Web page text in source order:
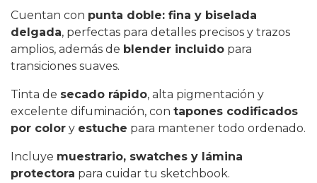
Cuentan con punta doble: fina y biselada
delgada, perfectas para detalles precisos y trazos
amplios, además de blender incluido para
transiciones suaves.
Tinta de secado rápido, alta pigmentación y
excelente difuminación, con tapones codificados
por color y estuche para mantener todo ordenado.
Incluye muestrario, swatches y lámina
protectora para cuidar tu sketchbook.